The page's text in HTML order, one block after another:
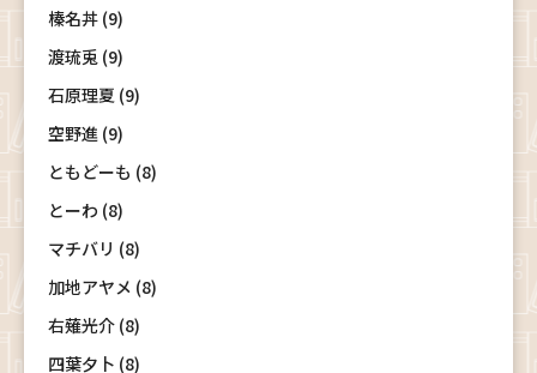
榛名丼 (9)
渡琉兎 (9)
石原理夏 (9)
空野進 (9)
ともどーも (8)
とーわ (8)
マチバリ (8)
加地アヤメ (8)
右薙光介 (8)
四葉夕卜 (8)